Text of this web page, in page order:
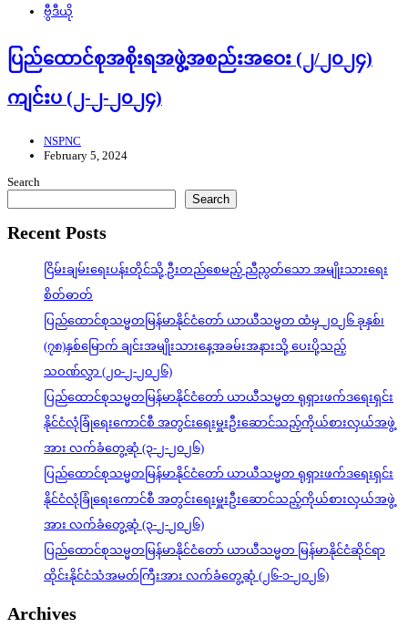
ဗွီဒီယို
ပြည်ထောင်စုအစိုးရအဖွဲ့အစည်းအဝေး (၂/၂၀၂၄)
ကျင်းပ (၂-၂-၂၀၂၄)
NSPNC
February 5, 2024
Search
Search
Recent Posts
ငြိမ်းချမ်းရေးပန်းတိုင်သို့ ဦးတည်စေမည့် ညီညွတ်သော အမျိုးသားရေး
စိတ်ဓာတ်
ပြည်ထောင်စုသမ္မတမြန်မာနိုင်ငံတော် ယာယီသမ္မတ ထံမှ ၂၀၂၆ ခုနှစ်၊
(၇၈)နှစ်မြောက် ချင်းအမျိုးသားနေ့အခမ်းအနားသို့ ပေးပို့သည့်
သဝဏ်လွှာ (၂၀-၂-၂၀၂၆)
ပြည်ထောင်စုသမ္မတမြန်မာနိုင်ငံတော် ယာယီသမ္မတ ရုရှားဖက်ဒရေးရှင်း
နိုင်ငံလုံခြုံရေးကောင်စီ အတွင်းရေးမှူးဦးဆောင်သည့်ကိုယ်စားလှယ်အဖွဲ့
အား လက်ခံတွေ့ဆုံ (၃-၂-၂၀၂၆)
ပြည်ထောင်စုသမ္မတမြန်မာနိုင်ငံတော် ယာယီသမ္မတ ရုရှားဖက်ဒရေးရှင်း
နိုင်ငံလုံခြုံရေးကောင်စီ အတွင်းရေးမှူးဦးဆောင်သည့်ကိုယ်စားလှယ်အဖွဲ့
အား လက်ခံတွေ့ဆုံ (၃-၂-၂၀၂၆)
ပြည်ထောင်စုသမ္မတမြန်မာနိုင်ငံတော် ယာယီသမ္မတ မြန်မာနိုင်ငံဆိုင်ရာ
ထိုင်းနိုင်ငံသံအမတ်ကြီးအား လက်ခံတွေ့ဆုံ (၂၆-၁-၂၀၂၆)
Archives